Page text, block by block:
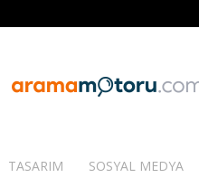
Arama
TASARIM SOSYAL MEDYA